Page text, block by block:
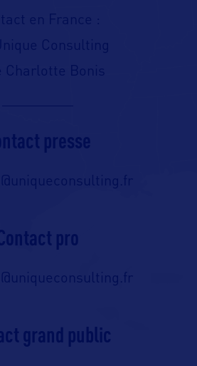
en France :
Consulting
Charlotte Bonis
presse
pro
grand public